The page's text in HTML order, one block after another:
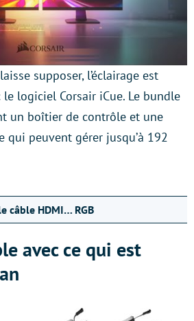
supposer, l’éclairage est
logiciel Corsair iCue. Le bundle
un boîtier de contrôle et une
peuvent gérer jusqu’à 192
câble HDMI… RGB
avec ce qui est